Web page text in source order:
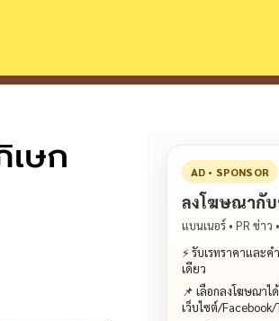
ษก AD • SPONSOR
ลงโฆษณากั
แบนเนอร์ • PR ข่าว
⚡ รับเรทราคาและ
เดียว
📌 เลือกลงโฆษณาไ
เว็บไซต์/